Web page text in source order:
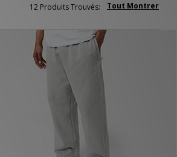
Tout Montrer
12 Produits Trouvés: